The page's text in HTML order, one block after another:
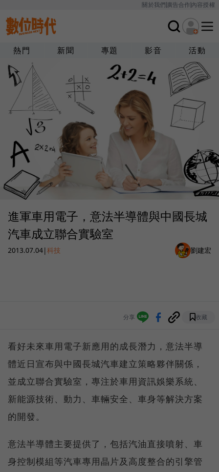
關於我們廣告合作內容授權
熱門 新聞 專題 影音 活動
進軍車用電子，意法半導體與中國長城
汽車成立聯合實驗室
2013.07.04|科技 劉建宏
分享 收藏
看好未來車用電子新應用的成長潛力，意法半導
體近日宣布與中國長城汽車建立策略夥伴關係，
並成立聯合實驗室，專注於車用資訊娛樂系統、
新能源技術、動力、車輛安全、車身等解決方案
的開發。
意法半導體主要提供了，包括汽油直接噴射、車
身控制模組等汽車專用晶片及高度整合的引擎管